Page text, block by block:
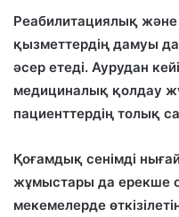
Реабилитациялық
қызметтердің дамуы
әсер етеді. Аурудан
медициналық қолдау
пациенттердің толық
Қоғамдық сенімді
жұмыстары да ерекше
мекемелерде